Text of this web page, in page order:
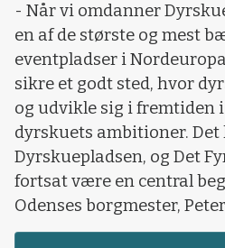
- Når vi omdanner
en af de største og mest
eventpladser i
sikre et godt sted, hvor
og udvikle sig i fremtiden
dyrskuets ambitioner. Det
Dyrskuepladsen, og Det
fortsat være en central
Odenses borgmester,